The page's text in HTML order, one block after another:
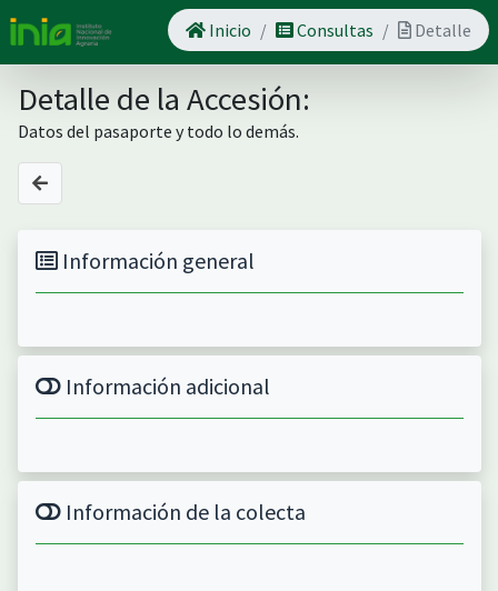
Inicio Consultas Detalle
Detalle de la Accesión:
Datos del pasaporte y todo lo demás.
Información general
Información adicional
Información de la colecta